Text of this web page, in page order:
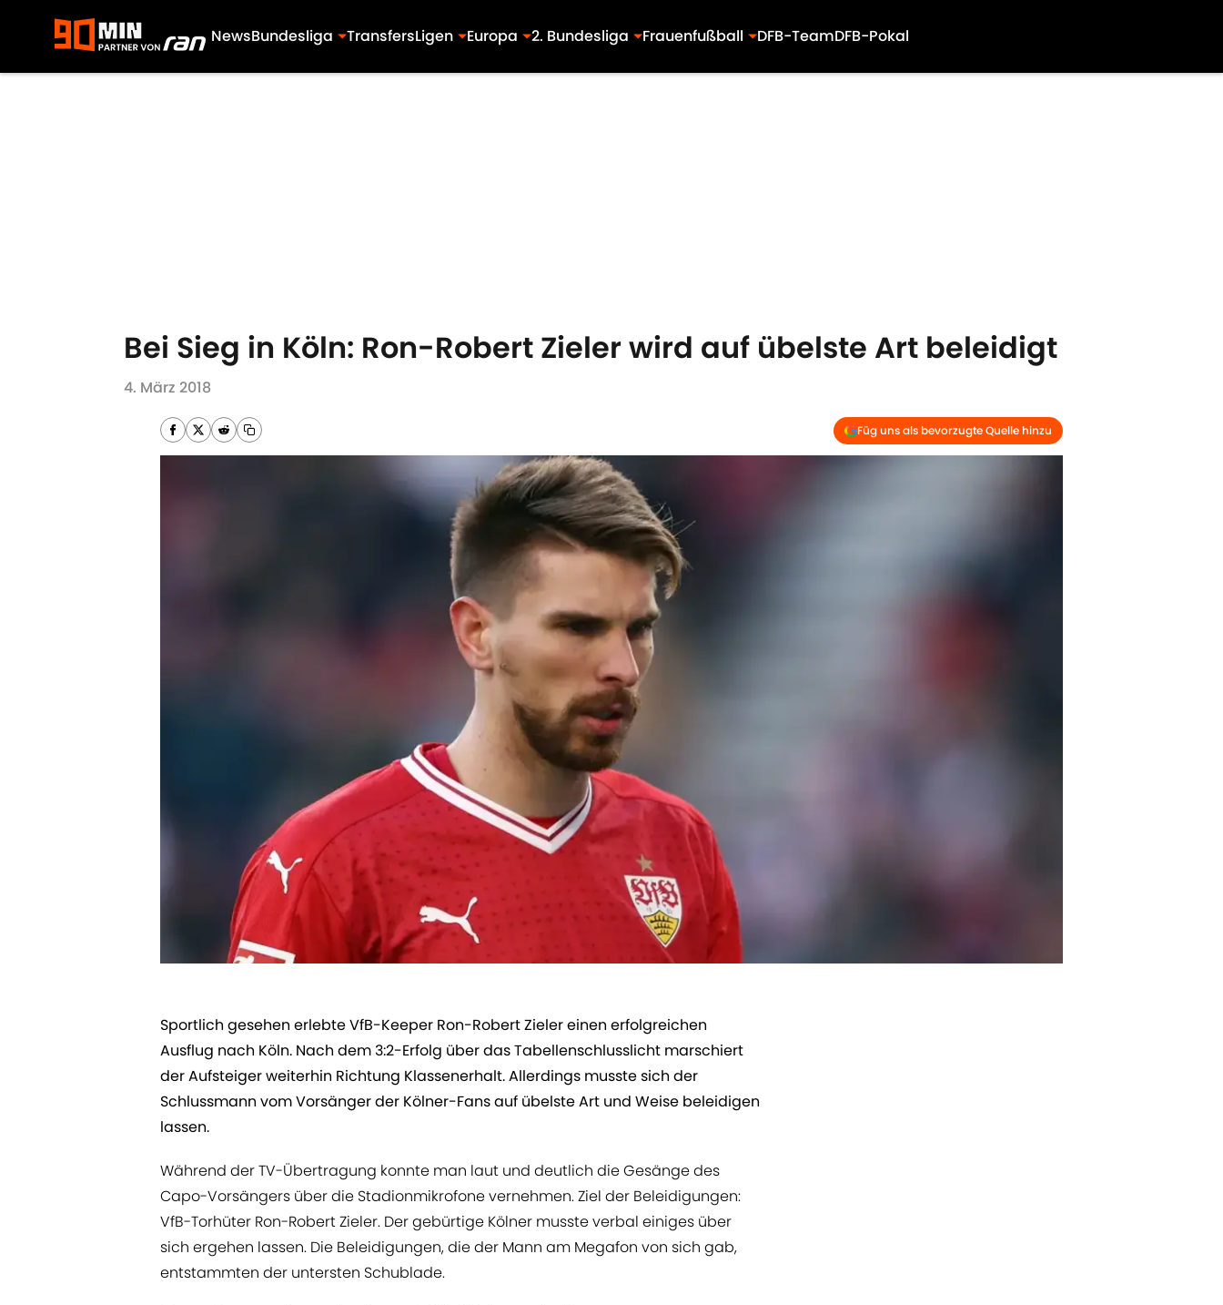
NewsBundesliga TransfersLigen Europa 2. Bundesliga Frauenfußball DFB-TeamDFB-Pokal
Bei Sieg in Köln: Ron-Robert Zieler wird auf übelste Art beleidigt
4. März 2018
Füg uns als bevorzugte Quelle hinzu
​Sportlich gesehen erlebte VfB-Keeper Ron-Robert Zieler einen erfolgreichen
Ausflug nach Köln. Nach dem 3:2-Erfolg über das Tabellenschlusslicht marschiert
der Aufsteiger weiterhin Richtung Klassenerhalt. Allerdings musste sich der
Schlussmann vom Vorsänger der Kölner-Fans auf übelste Art und Weise beleidigen
lassen.
Während der TV-Übertragung konnte man laut und deutlich die Gesänge des
Capo-Vorsängers über die Stadionmikrofone vernehmen. Ziel der Beleidigungen:
VfB-Torhüter Ron-Robert Zieler. Der gebürtige Kölner musste verbal einiges über
sich ergehen lassen. Die Beleidigungen, die der Mann am Megafon von sich gab,
entstammten der untersten Schublade.